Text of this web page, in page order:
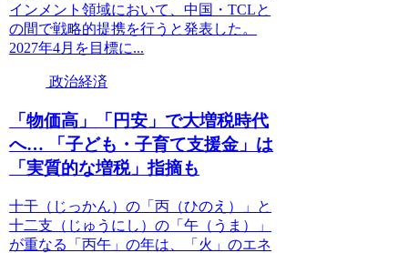
インメント領域において、中国・TCLと
の間で戦略的提携を行うと発表した。
2027年4月を目標に...
政治経済
「物価高」「円安」で大増税時代
へ… 「子ども・子育て支援金」は
「実質的な増税」指摘も
十干（じっかん）の「丙（ひのえ）」と
十二支（じゅうにし）の「午（うま）」
が重なる「丙午」の年は、「火」のエネ